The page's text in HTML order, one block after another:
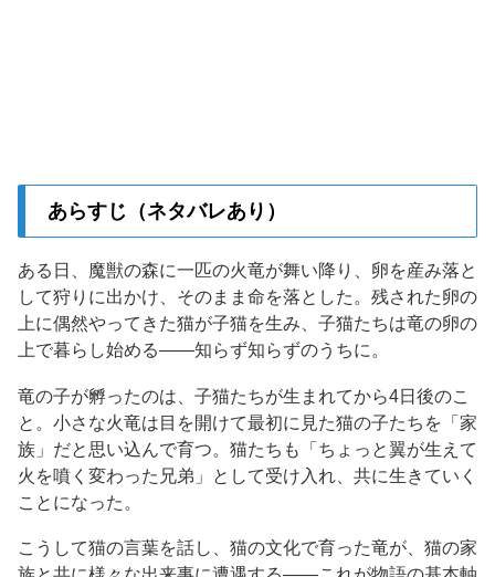
あらすじ（ネタバレあり）
ある日、魔獣の森に一匹の火竜が舞い降り、卵を産み落と
して狩りに出かけ、そのまま命を落とした。残された卵の
上に偶然やってきた猫が子猫を生み、子猫たちは竜の卵の
上で暮らし始める——知らず知らずのうちに。
竜の子が孵ったのは、子猫たちが生まれてから4日後のこ
と。小さな火竜は目を開けて最初に見た猫の子たちを「家
族」だと思い込んで育つ。猫たちも「ちょっと翼が生えて
火を噴く変わった兄弟」として受け入れ、共に生きていく
ことになった。
こうして猫の言葉を話し、猫の文化で育った竜が、猫の家